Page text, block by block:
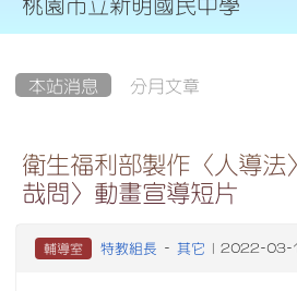
桃園市立新明國民中學
本站消息 分月文章
衛生福利部製作〈人導法
哉問〉動畫宣導短片
輔導室 特教組長 - 其它 | 2022-03-